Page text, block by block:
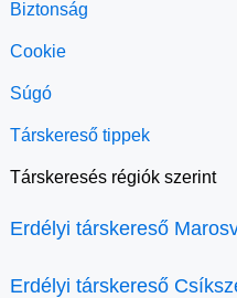
Biztonság
Cookie
Súgó
Társkereső tippek
Társkeresés régiók szerint
Erdélyi társkereső
Erdélyi társkereső